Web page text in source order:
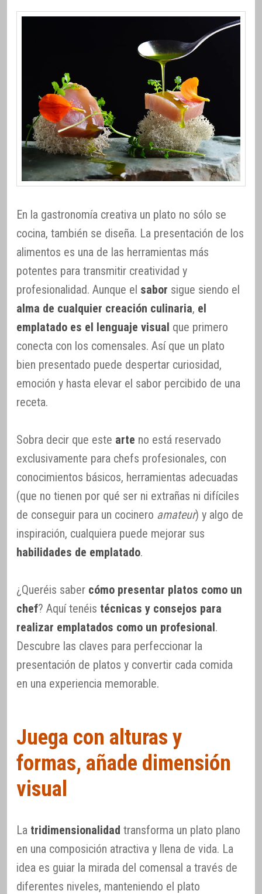
En la gastronomía creativa un plato no sólo se
cocina, también se diseña. La presentación de los
alimentos es una de las herramientas más
potentes para transmitir creatividad y
profesionalidad. Aunque el sabor sigue siendo el
alma de cualquier creación culinaria, el
emplatado es el lenguaje visual que primero
conecta con los comensales. Así que un plato
bien presentado puede despertar curiosidad,
emoción y hasta elevar el sabor percibido de una
receta.
Sobra decir que este arte no está reservado
exclusivamente para chefs profesionales, con
conocimientos básicos, herramientas adecuadas
(que no tienen por qué ser ni extrañas ni difíciles
de conseguir para un cocinero amateur) y algo de
inspiración, cualquiera puede mejorar sus
habilidades de emplatado.
¿Queréis saber cómo presentar platos como un
chef? Aquí tenéis técnicas y consejos para
realizar emplatados como un profesional.
Descubre las claves para perfeccionar la
presentación de platos y convertir cada comida
en una experiencia memorable.
Juega con alturas y
formas, añade dimensión
visual
La tridimensionalidad transforma un plato plano
en una composición atractiva y llena de vida. La
idea es guiar la mirada del comensal a través de
diferentes niveles, manteniendo el plato